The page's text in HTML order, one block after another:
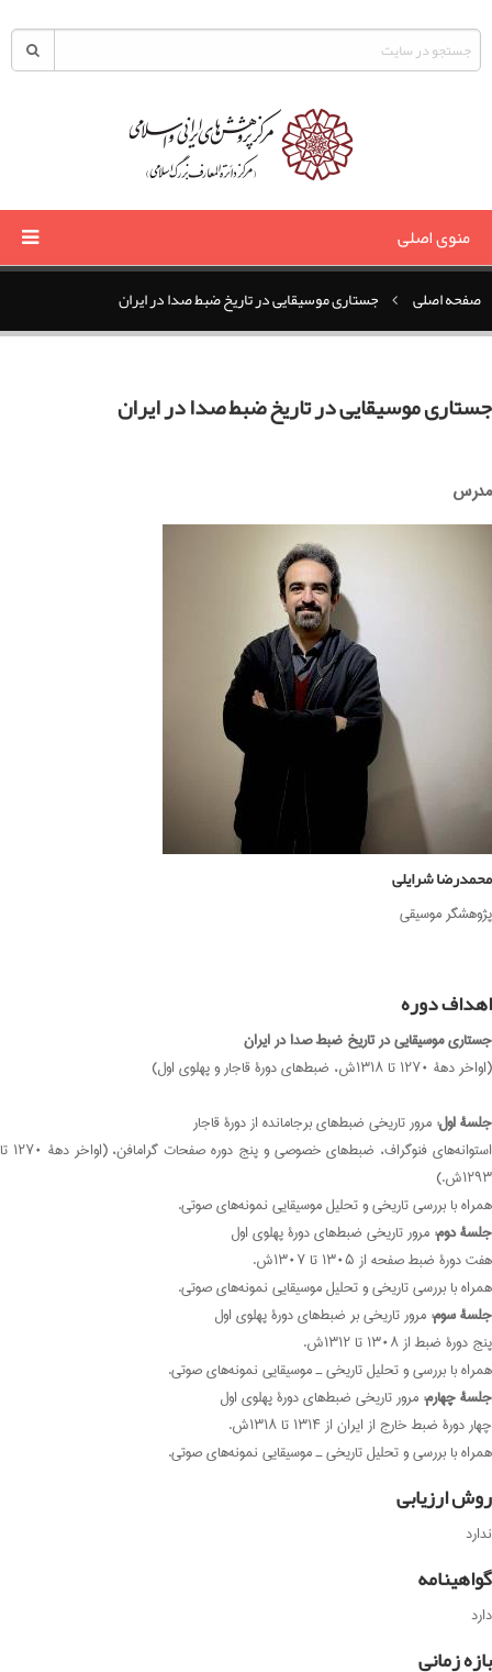
منوی اصلی
صفحه اصلی جستاری موسیقایی در تاریخ ضبط صدا در ایران
جستاری موسیقایی در تاریخ ضبط صدا در ایران​
مدرس
محمدرضا شرایلی
پژوهشگر موسیقی
اهداف دوره
جستاری موسیقایی در تاریخ ضبط صدا در ایران
(اواخر دهۀ ۱۲۷۰ تا ۱۳۱۸ش، ضبط‌های دورۀ قاجار و پهلوی اول)
جلسۀ اول: مرور تاریخی ضبط‌های برجامانده از دورۀ قاجار
استوانه‌های فنوگراف، ضبط‌های خصوصی و پنج‌ دوره صفحات گرامافن، (اواخر دهۀ ۱۲۷۰ تا
۱۲۹۳ش.)
همراه با بررسی تاریخی و تحلیل موسیقایی نمونه‌های صوتی.
جلسۀ دوم: مرور تاریخی ضبط‌های دورۀ پهلوی اول
هفت دورۀ ضبط صفحه از ۱۳۰۵ تا ۱۳۰۷ش.
همراه با بررسی تاریخی و تحلیل موسیقایی نمونه‌های صوتی.
جلسۀ سوم: مرور تاریخی بر ضبط‌های دورۀ پهلوی اول
پنج دورۀ ضبط از ۱۳۰۸ تا ۱۳۱۲ش.
همراه با بررسی و تحلیل تاریخی‌ ـ موسیقایی نمونه‌های صوتی.
جلسۀ چهارم: مرور تاریخی ضبط‌های دورۀ پهلوی اول
چهار دورۀ ضبط خارج از ایران از ۱۳۱۴ تا ۱۳۱۸ش.
همراه با بررسی و تحلیل تاریخی‌ ـ‌ موسیقایی نمونه‌های صوتی.
روش ارزیابی
ندارد
گواهینامه
دارد
بازه زمانی